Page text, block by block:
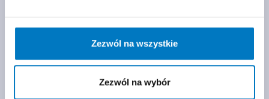
Zezwól na wszystkie
Zezwól na wybór
mawakamtenem technikami